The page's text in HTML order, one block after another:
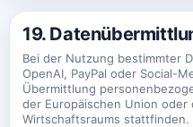
19.
Bei der Nutzung bestimmter
OpenAI, PayPal oder Social-
Übermittlung
der Europäischen Union oder
Wirtschaftsraums stattfinden.